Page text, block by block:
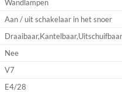
Wandlampen
Aan / uit schakelaar in het snoer
Draaibaar,Kantelbaar,Uitschuifbaar
Nee
V7
E4/28